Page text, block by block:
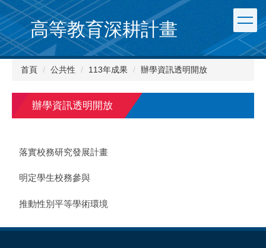
跳
到
主
要
內
高等教育深耕計畫
首頁 公共性 113年成果 辦學資訊透明開放
辦學資訊透明開放
落實校務研究發展計畫
明定學生校務參與
推動性別平等學術環境